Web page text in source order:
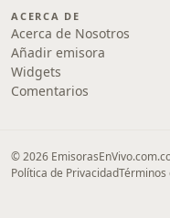
ACERCA DE
Acerca de Nosotros
Añadir emisora
Widgets
Comentarios
© 2026
Política de PrivacidadTérminos